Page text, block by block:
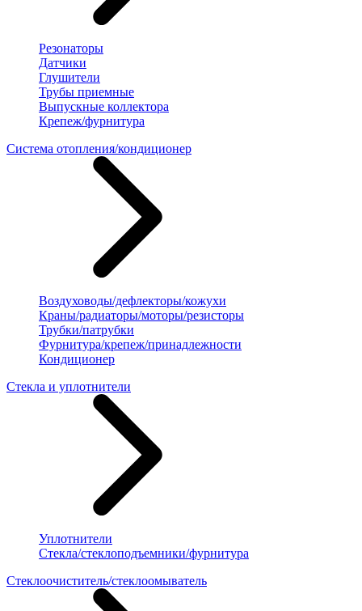
Резонаторы
Датчики
Глушители
Трубы приемные
Выпускные коллектора
Крепеж/фурнитура
Система отопления/кондиционер
Воздуховоды/дефлекторы/кожухи
Краны/радиаторы/моторы/резисторы
Трубки/патрубки
Фурнитура/крепеж/принадлежности
Кондиционер
Стекла и уплотнители
Уплотнители
Стекла/стеклоподъемники/фурнитура
Стеклоочиститель/стеклоомыватель